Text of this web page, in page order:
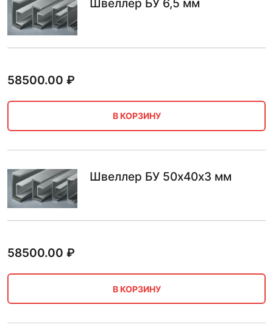
Швеллер БУ 6,5 мм
58500.00 ₽
В КОРЗИНУ
Швеллер БУ 50х40х3 мм
58500.00 ₽
В КОРЗИНУ